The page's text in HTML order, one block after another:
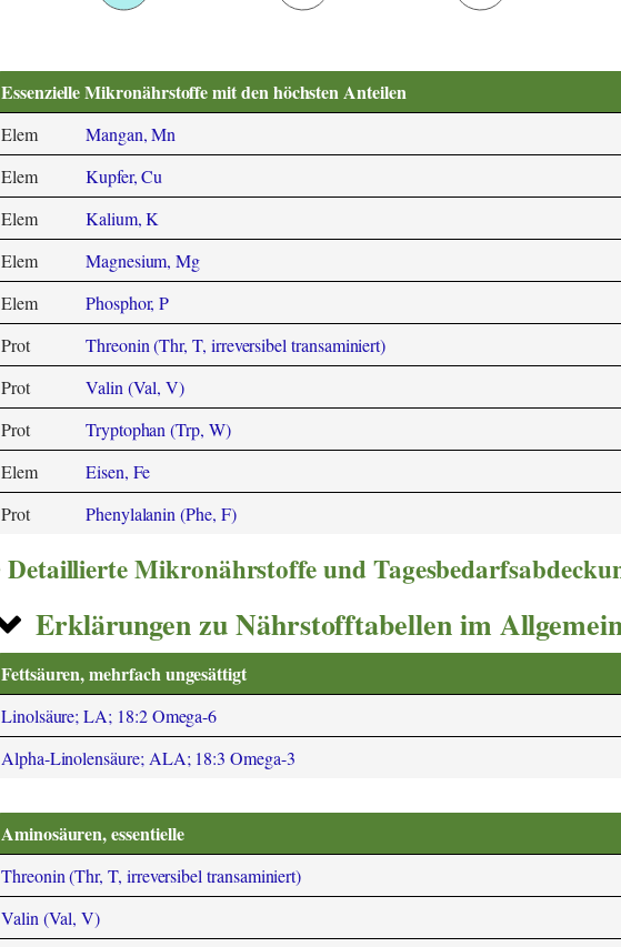
Essenzielle Mikronährstoffe mit den höchsten Anteilen
Elem Mangan, Mn
Elem
Kupfer, Cu
Elem
Kalium, K
Elem
Magnesium, Mg
Elem
Phosphor, P
Prot
Threonin (Thr, T, irreversibel transaminiert)
Prot
Valin (Val, V)
Prot
Tryptophan (Trp, W)
Elem
Eisen, Fe
Prot
Phenylalanin (Phe, F)
Detaillierte Mikronährstoffe und
Erklärungen zu Nährstofftabellen im
Fettsäuren, mehrfach ungesättigt
Linolsäure; LA; 18:2 Omega-6
Alpha-Linolensäure; ALA; 18:3 Omega-3
Aminosäuren, essentielle
Threonin (Thr, T, irreversibel transaminiert)
Valin (Val, V)